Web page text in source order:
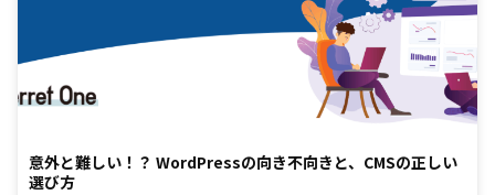
意外と難しい！？ WordPressの向き不向きと、CMSの正しい
選び方